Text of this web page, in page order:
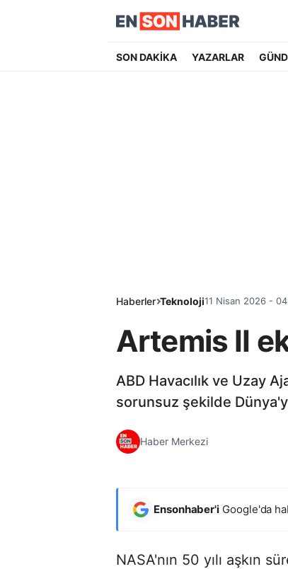
SON DAKİKA YAZARLAR
Haberler Teknoloji11 Nisan 2026 -
Artemis II
ABD Havacılık ve Uzay
sorunsuz şekilde
Haber Merkezi
Ensonhaber'i Google'da
NASA'nın 50 yılı aşkın